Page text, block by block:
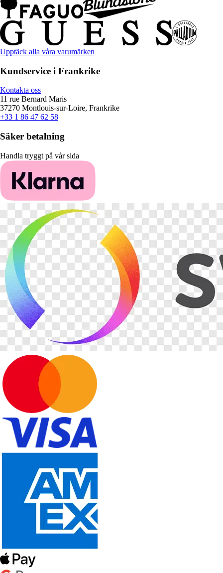
Upptäck alla våra varumärken
Kundservice i Frankrike
Kontakta oss
11 rue Bernard Maris
37270 Montlouis-sur-Loire, Frankrike
+33 1 86 47 62 58
Säker betalning
Handla tryggt på vår sida